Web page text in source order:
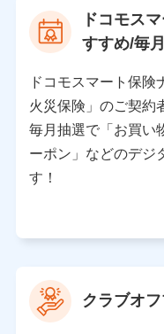
当社の対応品質向上や
個人情報保護管理
〒103-0013 東京都
バンネット日本橋ビ
株式会社ドコモ・イ
個人情報の第三者
当社は利用目的の達
の取り扱いの全部ま
す。
ドコモス
すすめ/毎
ドコモスマート保険
火災保険」のご契約
毎月抽選で「お買い
ーポン」などのデジ
す！
クラブオ